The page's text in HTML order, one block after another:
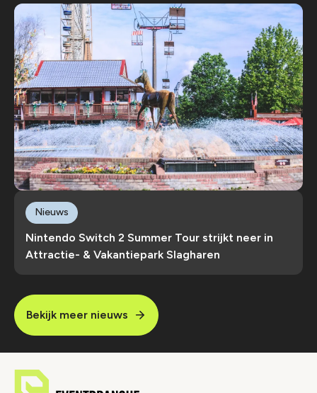
Nintendo Switch 2 Summer Tour strijkt neer in
Attractie- & Vakantiepark Slagharen
Nieuws
Bekijk meer nieuws